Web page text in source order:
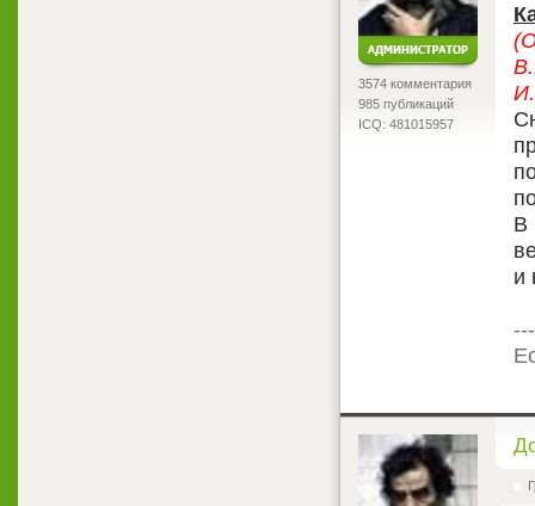
3574 комментария
985 публикаций
ICQ: 481015957
В
и